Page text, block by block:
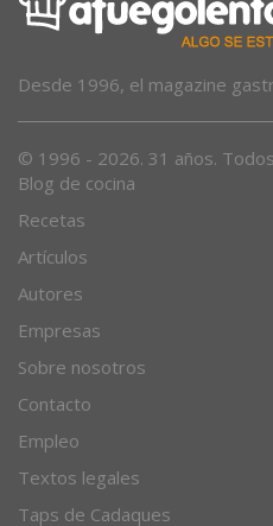
Desde 1996, el magazine
© 1996 - 2026. 31 años.
Blog de cocina
Recetas
Artículos
Autores
Empresas
Sobre nosotros
Contacto
Empleo
Textos legales
Taps de Cadaques